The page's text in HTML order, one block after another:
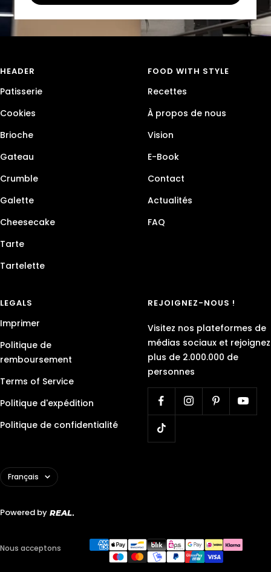
HEADER
Patisserie
Cookies
Brioche
Gateau
Crumble
Galette
Cheesecake
Tarte
Tartelette
FOOD WITH STYLE
Recettes
À propos de nous
Vision
E-Book
Contact
Actualités
FAQ
LEGALS
Imprimer
Politique de
remboursement
Terms of Service
Politique d'expédition
Politique de confidentialité
REJOIGNEZ-NOUS !
Visitez nos plateformes de
médias sociaux et rejoignez
plus de 2.000.000 de
personnes
Langue
Français
Powered by REAL
Nous acceptons